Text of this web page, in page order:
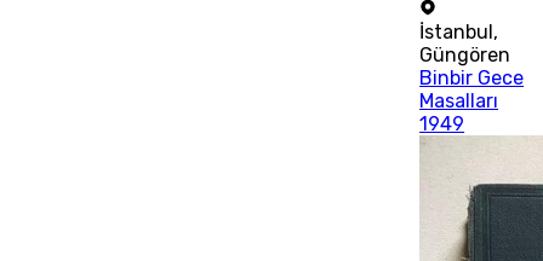
İstanbul ,
Güngören
Binbir Gece
Masalları
1949